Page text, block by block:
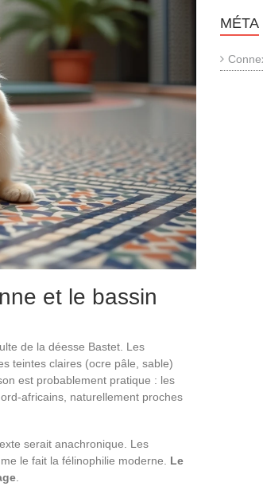
et le bassin
de la déesse Bastet. Les
teintes claires (ocre pâle, sable)
est probablement pratique : les
africains, naturellement proches
serait anachronique. Les
le fait la félinophilie moderne. Le
.
MÉTA